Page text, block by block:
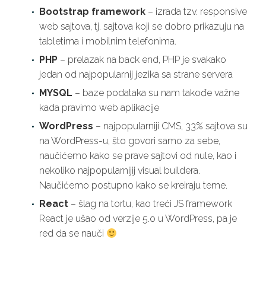
Bootstrap framework – izrada tzv. responsive
web sajtova, tj. sajtova koji se dobro prikazuju na
tabletima i mobilnim telefonima.
PHP – prelazak na back end, PHP je svakako
jedan od najpopularnij jezika sa strane servera
MYSQL – baze podataka su nam takođe važne
kada pravimo web aplikacije
WordPress – najpopularniji CMS, 33% sajtova su
na WordPress-u, što govori samo za sebe,
naučićemo kako se prave sajtovi od nule, kao i
nekoliko najpopularnijij visual buildera.
Naučićemo postupno kako se kreiraju teme.
React – šlag na tortu, kao treći JS framework
React je ušao od verzije 5.o u WordPress, pa je
red da se nauči